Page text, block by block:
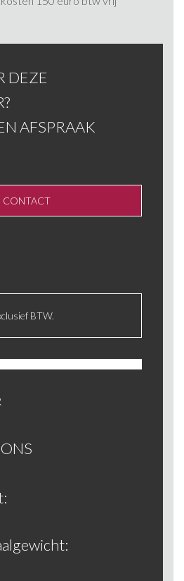
DEZE
AFSPRAAK
CONTACT
BTW.